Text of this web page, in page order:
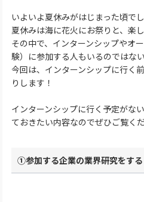
いよいよ夏休みがはじまった頃で
夏休みは海に花火にお祭りと、楽
その中で、インターンシップやオ
験）に参加する人もいるのではな
今回は、インターンシップに行く
りします！
インターンシップに行く予定がな
ておきたい内容なのでぜひご覧く
①参加する企業の業界研究をする